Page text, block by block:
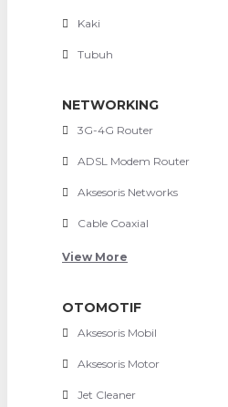
Kaki
Tubuh
NETWORKING
3G-4G Router
ADSL Modem Router
Aksesoris Networks
Cable Coaxial
View More
OTOMOTIF
Aksesoris Mobil
Aksesoris Motor
Jet Cleaner